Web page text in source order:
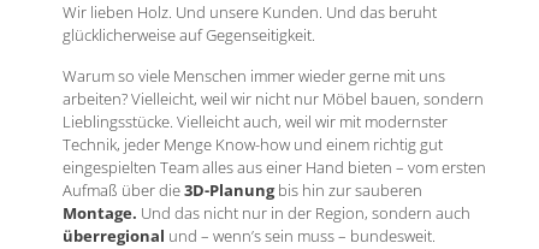
Wir lieben Holz. Und unsere Kunden. Und das beruht
glücklicherweise auf Gegenseitigkeit.
Warum so viele Menschen immer wieder gerne mit uns
arbeiten? Vielleicht, weil wir nicht nur Möbel bauen, sondern
Lieblingsstücke. Vielleicht auch, weil wir mit modernster
Technik, jeder Menge Know-how und einem richtig gut
eingespielten Team alles aus einer Hand bieten – vom ersten
Aufmaß über die3D-Planungbis hin zur sauberen
Montage. Und das nicht nur in der Region, sondern auch
überregional und – wenn’s sein muss – bundesweit.